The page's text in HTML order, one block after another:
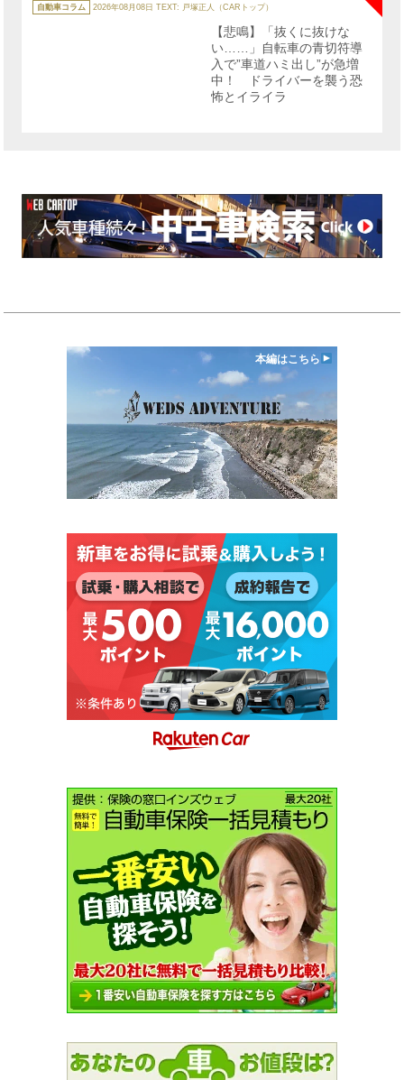
テ
ゴ
自動車コラム 2026年08月08日 TEXT: 戸塚正人（CARトップ）
【悲鳴】「抜くに抜けな
い……」自転車の青切符導
入で”車道ハミ出し”が急増
中！ ドライバーを襲う恐
怖とイライラ
本編はこちら